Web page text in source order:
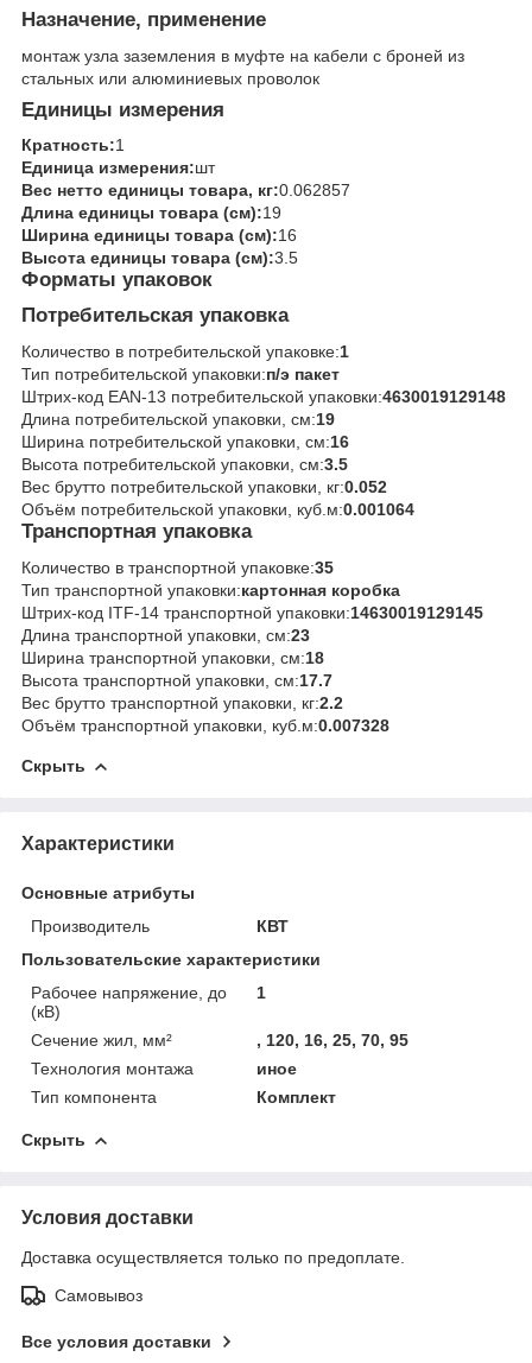
Назначение, применение
монтаж узла заземления в муфте на кабели с броней из
стальных или алюминиевых проволок
Единицы измерения
Кратность:1
Единица измерения:шт
Вес нетто единицы товара, кг:0.062857
Длина единицы товара (см):19
Ширина единицы товара (см):16
Высота единицы товара (см):3.5
Форматы упаковок
Потребительская упаковка
Количество в потребительской упаковке:1
Тип потребительской упаковки:п/э пакет
Штрих-код EAN-13 потребительской упаковки:4630019129148
Длина потребительской упаковки, см:19
Ширина потребительской упаковки, см:16
Высота потребительской упаковки, см:3.5
Вес брутто потребительской упаковки, кг:0.052
Объём потребительской упаковки, куб.м:0.001064
Транспортная упаковка
Количество в транспортной упаковке:35
Тип транспортной упаковки:картонная коробка
Штрих-код ITF-14 транспортной упаковки:14630019129145
Длина транспортной упаковки, см:23
Ширина транспортной упаковки, см:18
Высота транспортной упаковки, см:17.7
Вес брутто транспортной упаковки, кг:2.2
Объём транспортной упаковки, куб.м:0.007328
Скрыть
Характеристики
Основные атрибуты
Производитель
КВТ
Пользовательские характеристики
Рабочее напряжение, до
(кВ)
1
Сечение жил, мм²
, 120, 16, 25, 70, 95
Технология монтажа
иное
Тип компонента
Комплект
Скрыть
Условия доставки
Доставка осуществляется только по предоплате.
Самовывоз
Все условия доставки